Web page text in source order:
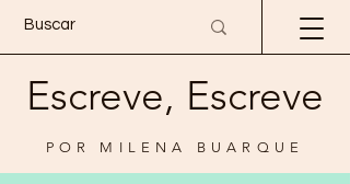
Escreve, Escreve
POR MILENA BUARQUE